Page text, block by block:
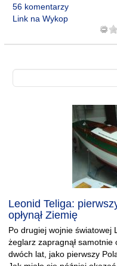
56 komentarzy
Link na Wykop
Leonid Teliga:
opłynął Ziemię
Po drugiej wojnie światowej
żeglarz zapragnął samotnie
dwóch lat, jako pierwszy